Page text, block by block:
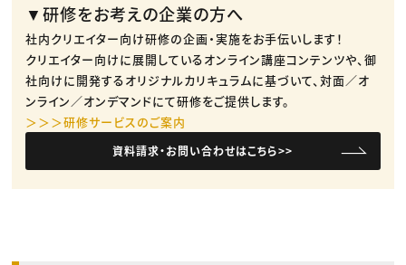
▼研修をお考えの企業の方へ
社内クリエイター向け研修の企画・実施をお手伝いします！
クリエイター向けに展開しているオンライン講座コンテンツや、御
社向けに開発するオリジナルカリキュラムに基づいて、対面／オ
ンライン／オンデマンドにて研修をご提供します。
＞＞＞研修サービスのご案内
資料請求・お問い合わせはこちら>>